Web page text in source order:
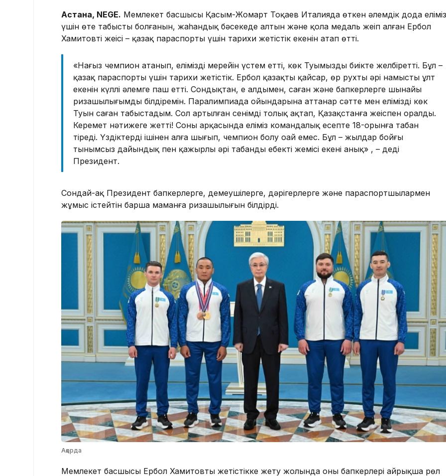
Астана, NEGE. Мемлекет басшысы Қасым-Жомарт Тоқаев Италияда өткен әлемдік дода еліміз
үшін өте табысты болғанын, жаһандық бәсекеде алтын және қола медаль жеңіп алған Ербол
Хамитовтің жеңісі – қазақ параспорты үшін тарихи жетістік екенін атап өтті.
«Нағыз чемпион атанып, еліміздің мерейін үстем етті, көк Туымызды биікте желбіретті. Бұл –
қазақ параспорты үшін тарихи жетістік. Ербол қазақтың қайсар, өр рухты әрі намысты ұлт
екенін күллі әлемге паш етті. Сондықтан, ең алдымен, саған және бапкерлерге шынайы
ризашылығымды білдіремін. Паралимпиада ойындарына аттанар сәтте мен еліміздің көк
Туын саған табыстадым. Сол артылған сенімді толық ақтап, Қазақстанға жеңіспен оралдың.
Керемет нәтижеге жеттің! Соның арқасында еліміз командалық есепте 18-орынға табан
тіреді. Үздіктердің ішінен алға шығып, чемпион болу оңай емес. Бұл – жылдар бойғы
тынымсыз дайындық пен қажырлы әрі табанды еңбектің жемісі екені анық» , – деді
Президент.
Сондай-ақ Президент бапкерлерге, демеушілерге, дәрігерлерге және параспортшылармен
жұмыс істейтін барша маманға ризашылығын білдірді.
Ақорда
Мемлекет басшысы Ербол Хамитовтың жетістікке жету жолында оның бапкерлері айрықша рөл